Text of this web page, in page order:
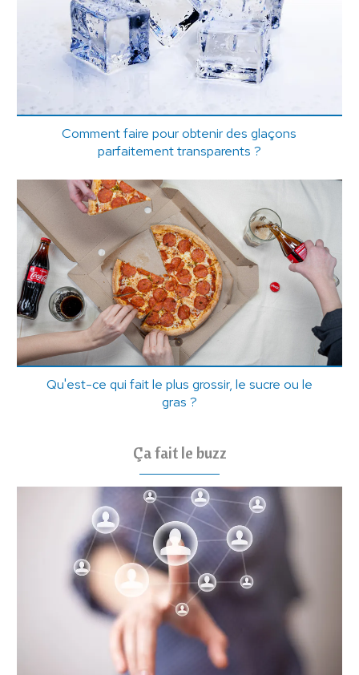
Comment faire pour obtenir des glaçons
parfaitement transparents ?
Qu'est-ce qui fait le plus grossir, le sucre ou le
gras ?
Ça fait le buzz